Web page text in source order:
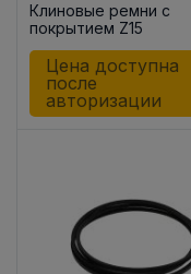
Клиновые ремни с
покрытием Z15
Цена доступна
после
авторизации